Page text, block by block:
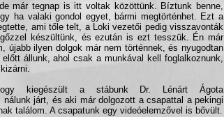
már tegnap is itt voltak közöttünk. Bíztunk benne,
ha valaki gondol egyet, bármi megtörténhet. Ezt a
ami tőle telt, a Loki vezetői pedig visszavonták
készültünk, és ezután is ezt tesszük. Én már
újabb ilyen dolgok már nem történnek, és nyugodtan
állunk, ahol csak a munkával kell foglalkoznunk,
kiegészült a stábunk Dr. Lénárt Ágota
járt, és aki már dolgozott a csapattal a pekingi
találom. A csapatunk egy videóelemzővel is bővült.